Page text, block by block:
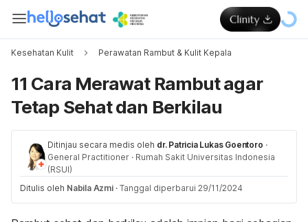
Kesehatan Kulit Perawatan Rambut & Kulit Kepala
11 Cara Merawat Rambut agar
Tetap Sehat dan Berkilau
Ditinjau secara medis oleh dr. Patricia Lukas Goentoro ·
General Practitioner · Rumah Sakit Universitas Indonesia
(RSUI)
Ditulis oleh Nabila Azmi · Tanggal diperbarui 29/11/2024